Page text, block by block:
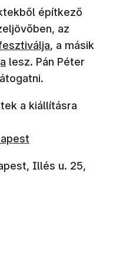
építkező
az
, a másik
lesz. Pán Péter
a kiállításra
Illés u. 25,